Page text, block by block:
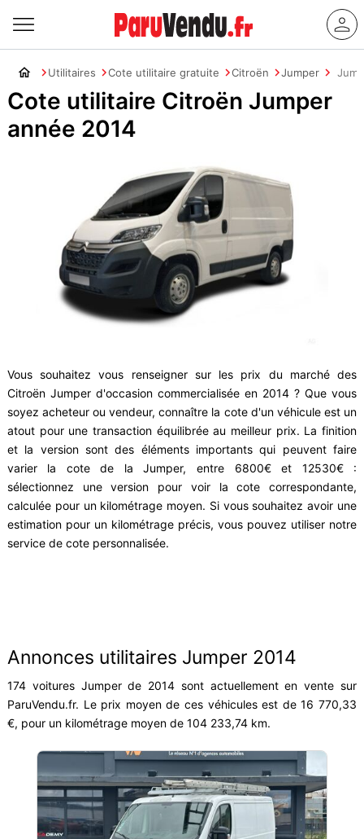
Utilitaires Cote utilitaire gratuite Citroën Jumper
Cote utilitaire Citroën Jumper
année 2014
Vous souhaitez vous renseigner sur les prix du marché des
Citroën Jumper d'occasion commercialisée en 2014 ? Que vous
soyez acheteur ou vendeur, connaître la cote d'un véhicule est un
atout pour une transaction équilibrée au meilleur prix. La finition
et la version sont des éléments importants qui peuvent faire
varier la cote de la Jumper, entre 6800€ et 12530€ :
sélectionnez une version pour voir la cote correspondante,
calculée pour un kilométrage moyen. Si vous souhaitez avoir une
estimation pour un kilométrage précis, vous pouvez utiliser notre
service de cote personnalisée.
Annonces utilitaires Jumper 2014
174 voitures Jumper de 2014 sont actuellement en vente sur
ParuVendu.fr. Le prix moyen de ces véhicules est de 16 770,33
€, pour un kilométrage moyen de 104 233,74 km.